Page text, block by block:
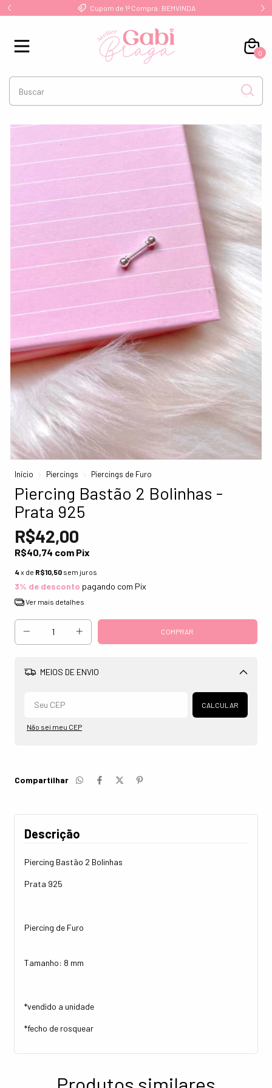
Cupom de 1ª Compra: BEMVINDA
0
Início Piercings Piercings de Furo
Piercing Bastão 2 Bolinhas -
Prata 925
R$42,00
R$40,74 com Pix
4 x de R$10,50 sem juros
3% de desconto pagando com Pix
Ver mais detalhes
MEIOS DE ENVIO
Alterar CEP
CALCULAR
Não sei meu CEP
Compartilhar
Descrição
Piercing Bastão 2 Bolinhas
Prata 925
Piercing de Furo
Tamanho: 8 mm
*vendido a unidade
*fecho de rosquear